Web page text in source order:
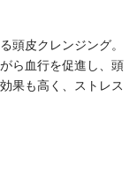
頭皮クレンジング。
ら血行を促進し、頭
果も高く、ストレス